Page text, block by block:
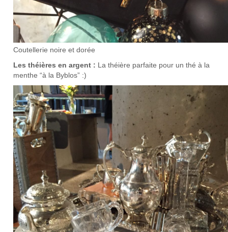
Coutellerie noire et dorée
Les théières en argent : La théière parfaite pour un thé à la
menthe “à la Byblos” :)